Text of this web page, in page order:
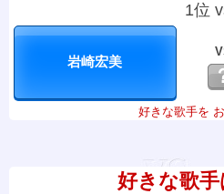
1位
好きな歌手を
好きな歌